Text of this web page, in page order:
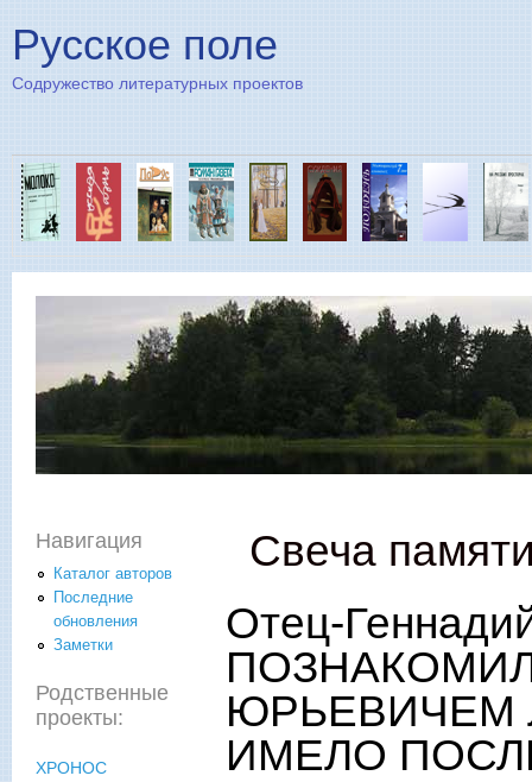
Русское поле
Содружество литературных проектов
Свеча
Отец-
ЮРЬЕВИЧЕМ
ИМЕЛО
Навигация
Каталог авторов
Последние
обновления
Заметки
Родственные
проекты:
ХРОНОС